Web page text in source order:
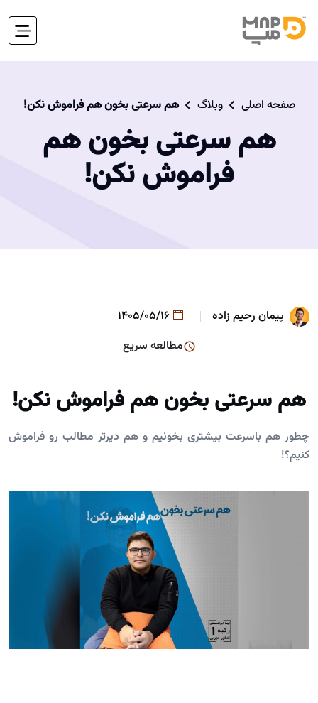
صفحه اصلی وبلاگ هم سرعتی بخون هم فراموش نکن!
هم سرعتی بخون هم
فراموش نکن!
پیمان رحیم زاده
مطالعه سریع
هم سرعتی بخون هم فراموش نکن!
چطور هم باسرعت بیشتری بخونیم و هم دیرتر مطالب رو فراموش
کنیم؟!